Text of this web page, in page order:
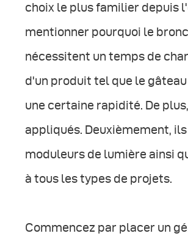
choix le plus familier depuis
mentionner pourquoi le
nécessitent un temps de
d'un produit tel que le
une certaine rapidité. De
appliqués. Deuxièmement,
moduleurs de lumière ainsi
à tous les types de projets.
Commencez par placer un